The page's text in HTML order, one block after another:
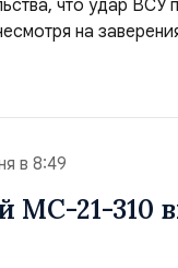
Тегеране 3
которые подтвер...
в 8:49
МС-21-310